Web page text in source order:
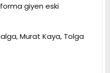
forma giyen eski
Murat Kaya, Tolga